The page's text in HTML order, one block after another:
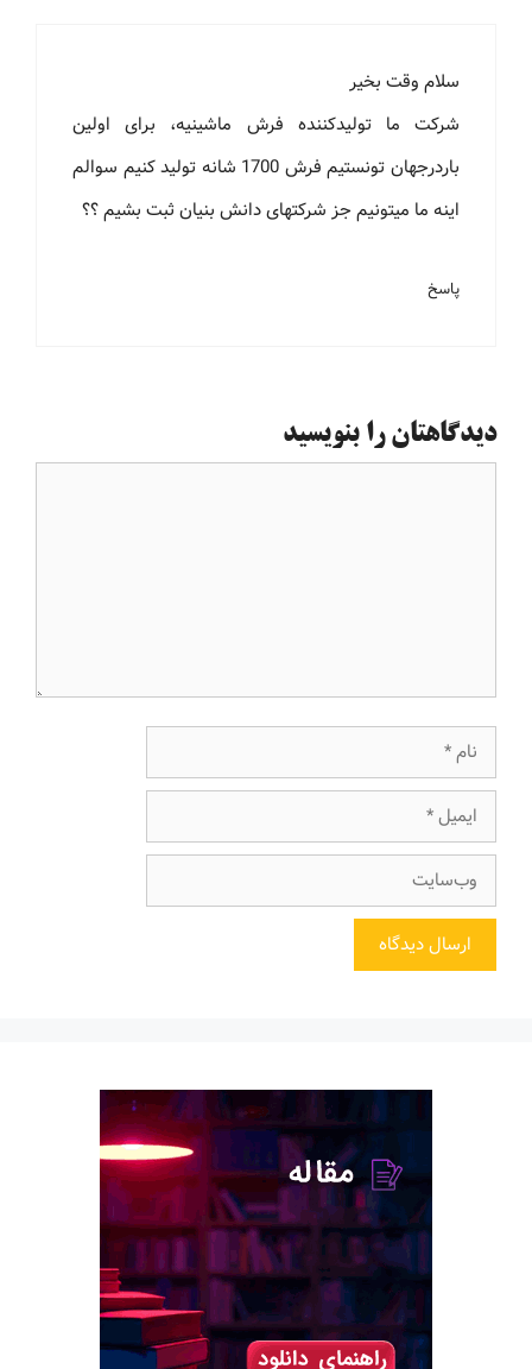
سلام وقت بخیر
شرکت ما تولیدکننده فرش ماشینیه، برای اولین
باردرجهان تونستیم فرش 1700 شانه تولید کنیم سوالم
اینه ما میتونیم جز شرکتهای دانش بنیان ثبت بشیم ؟؟
پاسخ
دیدگاهتان را بنویسید
ایمیل
وب‌سایت